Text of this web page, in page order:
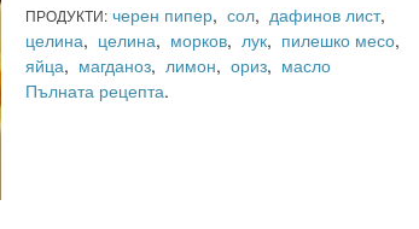
ПРОДУКТИ: черен пипер,сол, дафинов лист,
целина, целина, морков, лук, пилешко месо,
яйца, магданоз, лимон,ориз, масло
Пълната рецепта.